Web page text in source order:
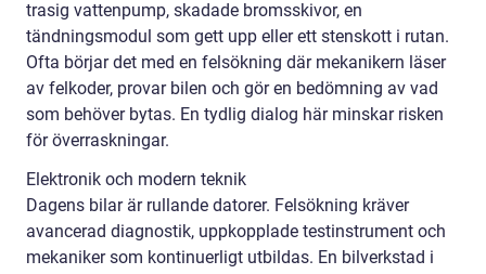
trasig vattenpump, skadade bromsskivor, en
tändningsmodul som gett upp eller ett stenskott i rutan.
Ofta börjar det med en felsökning där mekanikern läser
av felkoder, provar bilen och gör en bedömning av vad
som behöver bytas. En tydlig dialog här minskar risken
för överraskningar.
Elektronik och modern teknik
Dagens bilar är rullande datorer. Felsökning kräver
avancerad diagnostik, uppkopplade testinstrument och
mekaniker som kontinuerligt utbildas. En bilverkstad i